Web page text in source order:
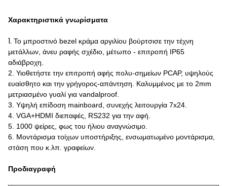
Χαρακτηριστικά γνωρίσματα
1. Το μπροστινό bezel κράμα αργιλίου βούρτσισε την τέχνη
μετάλλων, άνευ ραφής σχέδιο, μέτωπο - επιτροπή IP65
αδιάβροχη.
2. Υιοθετήστε την επιτροπή αφής πολυ-σημείων PCAP, υψηλούς
ευαίσθητο και την γρήγορος-απάντηση. Καλυμμένος με το 2mm
μετριασμένο γυαλί για vandalproof.
3. Υψηλή επίδοση mainboard, συνεχής λειτουργία 7x24.
4. VGA+HDMI διεπαφές, RS232 για την αφή.
5. 1000 ψείρες, φως του ήλιου αναγνώσιμο.
6. Μοντάρισμα τοίχων υποστήριξης, ενσωματωμένο μοντάρισμα,
στάση που κ.λπ. γραφείων.
Προδιαγραφή